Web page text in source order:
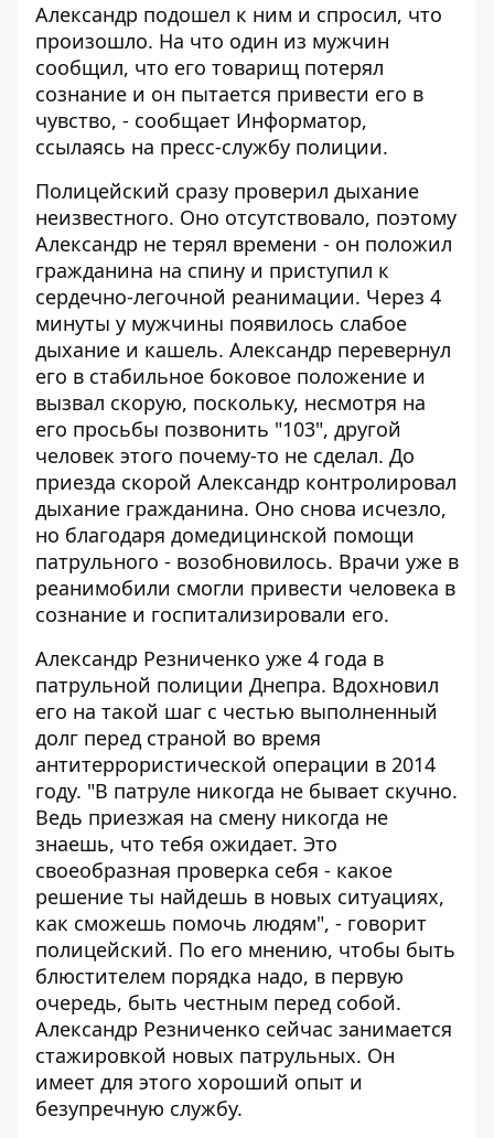
Александр подошел к ним и спросил, что
произошло. На что один из мужчин
сообщил, что его товарищ потерял
сознание и он пытается привести его в
чувство, - сообщает Информатор,
ссылаясь на пресс-службу полиции.
Полицейский сразу проверил дыхание
неизвестного. Оно отсутствовало, поэтому
Александр не терял времени - он положил
гражданина на спину и приступил к
сердечно-легочной реанимации. Через 4
минуты у мужчины появилось слабое
дыхание и кашель. Александр перевернул
его в стабильное боковое положение и
вызвал скорую, поскольку, несмотря на
его просьбы позвонить "103", другой
человек этого почему-то не сделал. До
приезда скорой Александр контролировал
дыхание гражданина. Оно снова исчезло,
но благодаря домедицинской помощи
патрульного - возобновилось. Врачи уже в
реанимобили смогли привести человека в
сознание и госпитализировали его.
Александр Резниченко уже 4 года в
патрульной полиции Днепра. Вдохновил
его на такой шаг с честью выполненный
долг перед страной во время
антитеррористической операции в 2014
году. "В патруле никогда не бывает скучно.
Ведь приезжая на смену никогда не
знаешь, что тебя ожидает. Это
своеобразная проверка себя - какое
решение ты найдешь в новых ситуациях,
как сможешь помочь людям", - говорит
полицейский. По его мнению, чтобы быть
блюстителем порядка надо, в первую
очередь, быть честным перед собой.
Александр Резниченко сейчас занимается
стажировкой новых патрульных. Он
имеет для этого хороший опыт и
безупречную службу.